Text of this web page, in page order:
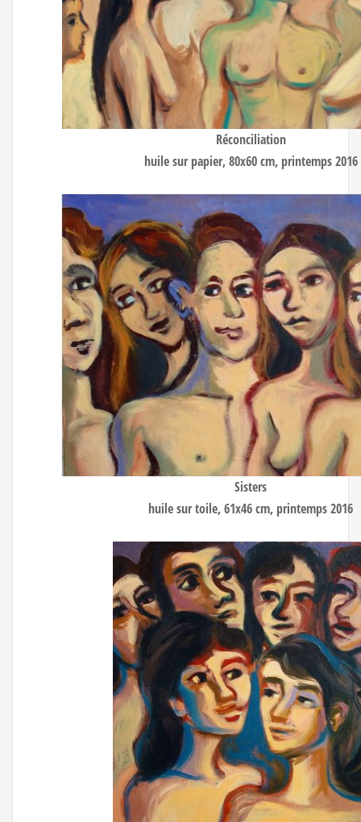
Réconciliation
huile sur papier, 80x60 cm, printemps 2016
Sisters
huile sur toile, 61x46 cm, printemps 2016